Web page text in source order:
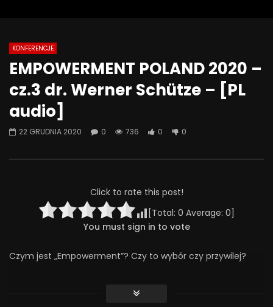
Jak odstawić LEKI? Ostatnia wizyta
– kiedy przestać chodzić do
psychiatry? | Misja Psychiatria
#138
4 LISTOPADA 2025
Jak psychiatrzy i
SZKODZĄ
KONFERENCJE
EMPOWERMENT POLAND 2020 –
cz.3 dr. Werner Schütze – [PL
audio]
22 GRUDNIA 2020 0 736 0 0
Click to rate this post!
[Total: 0 Average: 0]
You must sign in to vote
Czym jest „Empowerment”? Czy to wybór czy przywilej?